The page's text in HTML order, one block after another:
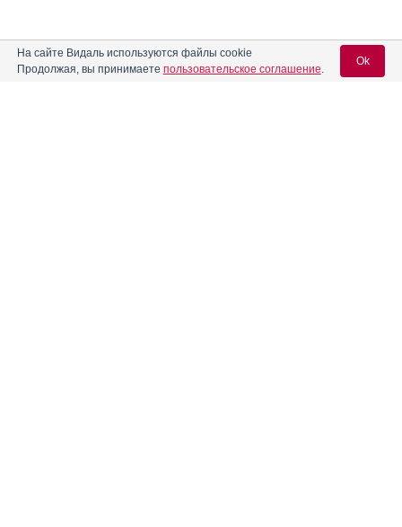
На сайте Видаль используются файлы cookie
Продолжая, вы принимаете пользовательское соглашение.
Ok